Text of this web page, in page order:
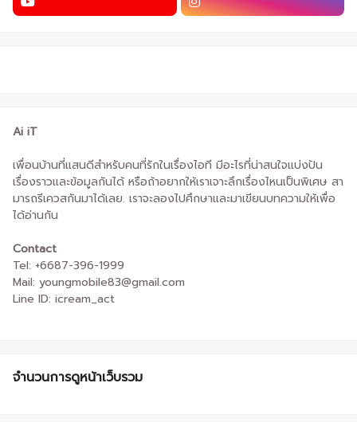
Ai iT
เพื่อนบ้านที่แสนดีสำหรับคนที่รักในเรื่องไอที มีอะไรที่น่าสนใจแบ่งปัน
เรื่องราวและข้อมูลกันได้ หรือถ้าอยากให้เราเจาะลึกเรื่องไหนเป็นพิเศษ สา
มารถรีเควสกันมาได้เลย. เราจะลองไปศึกษาและมาเขียนบทความให้เพื่อ
ได้อ่านกัน
Contact
Tel: +6687-396-1999
Mail: youngmobile83@gmail.com
Line ID: icream_act
จำนวนการดูหน้าเว็บรวม